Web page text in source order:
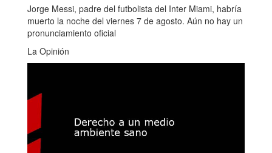
Jorge Messi, padre del futbolista del Inter Miami, habría
muerto la noche del viernes 7 de agosto. Aún no hay un
pronunciamiento oficial
La Opinión